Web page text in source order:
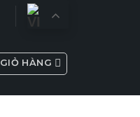
GIỎ HÀNG